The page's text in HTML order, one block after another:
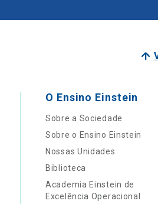
O Ensino Einstein
Sobre a Sociedade
Sobre o Ensino Einstein
Nossas Unidades
Biblioteca
Academia Einstein de
Excelência Operacional